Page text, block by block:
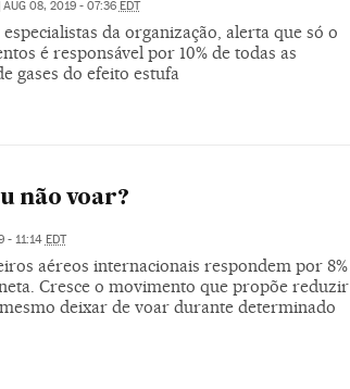
AUG 08, 2019 - 07:36 EDT
da organização, alerta que só o
é responsável por 10% de todas as
gases do efeito estufa
não voar?
- 11:14 EDT
aéreos internacionais respondem por 8%
Cresce o movimento que propõe reduzir
deixar de voar durante determinado